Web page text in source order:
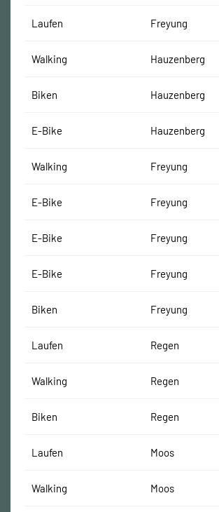
Laufen Freyung
Walking Hauzenberg
Biken Hauzenberg
E-Bike Hauzenberg
Walking Freyung
E-Bike Freyung
E-Bike Freyung
E-Bike Freyung
Biken Freyung
Laufen Regen
Walking Regen
Biken Regen
Laufen Moos
Walking Moos